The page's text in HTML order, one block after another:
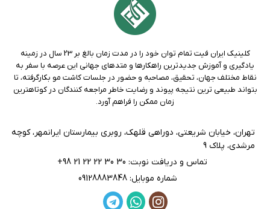
کلینیک ايران فيت تمام توان خود را در مدت زمان بالغ بر 23 سال در زمينه
يادگيری و آموزش جديدترين راهکارها و متدهاي جهانی اين عرصه با سفر به
نقاط مختلف جهان، تحقيق، مصاحبه و حضور در جلسات کاشت مو بکارگرفته، تا
بتواند طبيعی ترين نتيجه پيوند و رضايت خاطر مراجعه کنندگان در کوتاهترين
زمان ممکن را فراهم آورد.
تهران، خيابان شريعتی، دوراهی قلهك، روبری بيمارستان ايرانمهر، كوچه
مرشدی، پلاك 9
تماس و دریافت نوبت: 30 30 22 22 21 98+
شماره موبایل: 09128883848